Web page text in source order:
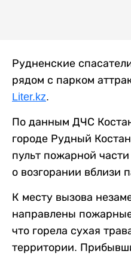
Рудненские
рядом с парком
Liter.kz.
По данным ДЧС
городе Рудный
пульт пожарной
о возгорании вблизи
К месту вызова
направлены
что горела сухая
территории.